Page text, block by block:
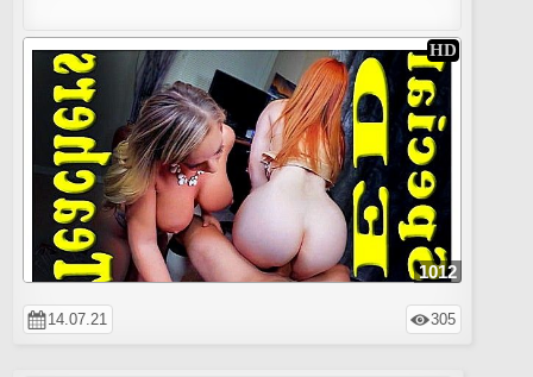
1012
14.07.21 305